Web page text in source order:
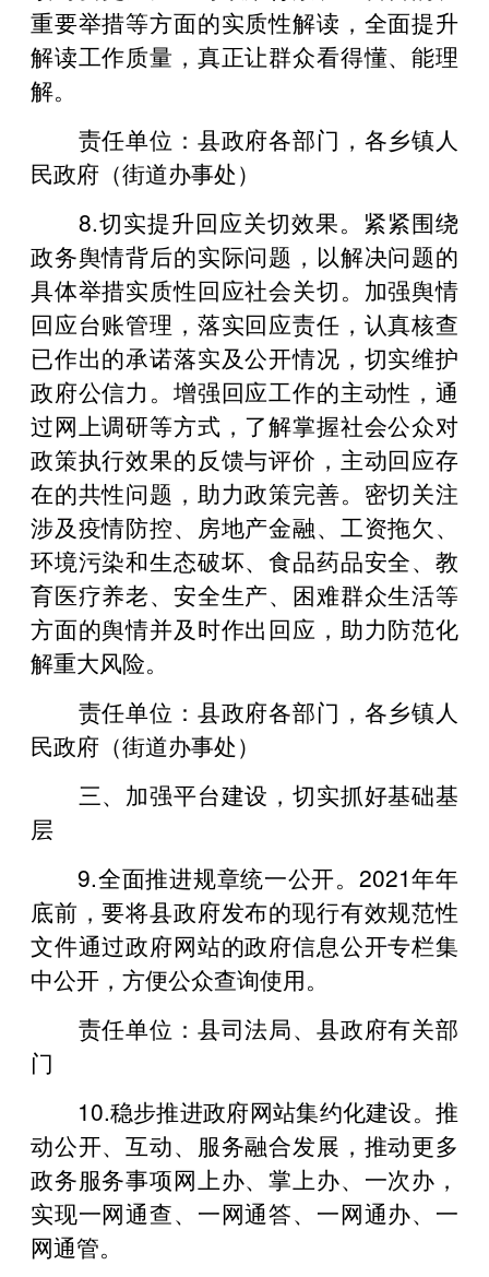
重要举措等方面的实质性解读，全面提升
解读工作质量，真正让群众看得懂、能理
解。
责任单位：县政府各部门，各乡镇人
民政府（街道办事处）
8.切实提升回应关切效果。紧紧围绕
政务舆情背后的实际问题，以解决问题的
具体举措实质性回应社会关切。加强舆情
回应台账管理，落实回应责任，认真核查
已作出的承诺落实及公开情况，切实维护
政府公信力。增强回应工作的主动性，通
过网上调研等方式，了解掌握社会公众对
政策执行效果的反馈与评价，主动回应存
在的共性问题，助力政策完善。密切关注
涉及疫情防控、房地产金融、工资拖欠、
环境污染和生态破坏、食品药品安全、教
育医疗养老、安全生产、困难群众生活等
方面的舆情并及时作出回应，助力防范化
解重大风险。
责任单位：县政府各部门，各乡镇人
民政府（街道办事处）
三、加强平台建设，切实抓好基础基
层
9.全面推进规章统一公开。2021年年
底前，要将县政府发布的现行有效规范性
文件通过政府网站的政府信息公开专栏集
中公开，方便公众查询使用。
责任单位：县司法局、县政府有关部
门
10.稳步推进政府网站集约化建设。推
动公开、互动、服务融合发展，推动更多
政务服务事项网上办、掌上办、一次办，
实现一网通查、一网通答、一网通办、一
网通管。